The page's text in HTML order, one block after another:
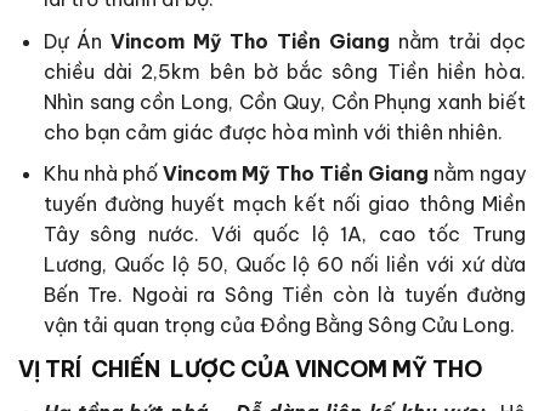
Dự Án Vincom Mỹ Tho Tiền Giang nằm trải dọc
chiều dài 2,5km bên bờ bắc sông Tiền hiền hòa.
Nhìn sang cồn Long, Cồn Quy, Cồn Phụng xanh biết
cho bạn cảm giác được hòa mình với thiên nhiên.
Khu nhà phố Vincom Mỹ Tho Tiền Giang nằm ngay
tuyến đường huyết mạch kết nối giao thông Miền
Tây sông nước. Với quốc lộ 1A, cao tốc Trung
Lương, Quốc lộ 50, Quốc lộ 60 nối liền với xứ dừa
Bến Tre. Ngoài ra Sông Tiền còn là tuyến đường
vận tải quan trọng của Đồng Bằng Sông Cửu Long.
VỊ TRÍ CHIẾN LƯỢC CỦAVINCOM MỸ THO